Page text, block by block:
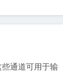
通道可用于输